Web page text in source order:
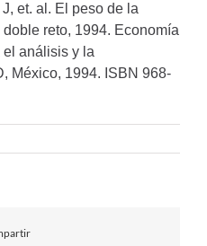
et. al. El peso de la
reto, 1994. Economía
análisis y la
México, 1994. ISBN 968-